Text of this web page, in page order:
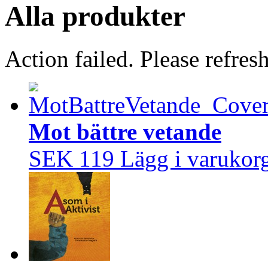
Alla produkter
Action failed. Please
Mot bättre vetande
SEK 119 Lägg i